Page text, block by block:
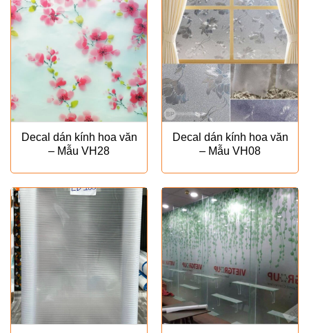
Decal dán kính hoa văn
– Mẫu VH28
Decal dán kính hoa văn
– Mẫu VH08